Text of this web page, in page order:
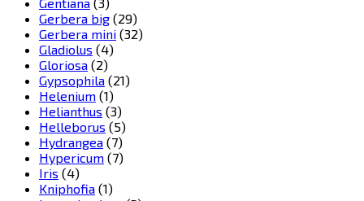
Gerbera big (29)
Gerbera mini (32)
Gladiolus (4)
Gloriosa (2)
Gypsophila (21)
Helenium (1)
Helianthus (3)
Helleborus (5)
Hydrangea (7)
Hypericum (7)
Iris (4)
Kniphofia (1)